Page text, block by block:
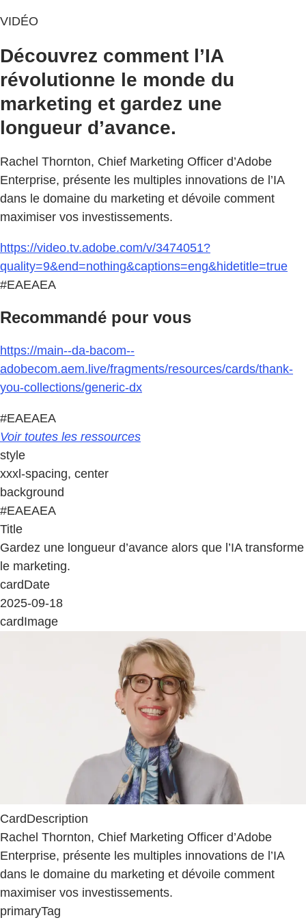
VIDÉO
Découvrez comment l’IA
révolutionne le monde du
marketing et gardez une
longueur d’avance.
Rachel Thornton, Chief Marketing Officer d’Adobe
Enterprise, présente les multiples innovations de l’IA
dans le domaine du marketing et dévoile comment
maximiser vos investissements.
https://video.tv.adobe.com/v/3474051?
quality=9&end=nothing&captions=eng&hidetitle=true
#EAEAEA
Recommandé pour vous
https://main--da-bacom--
adobecom.aem.live/fragments/resources/cards/thank-
you-collections/generic-dx
#EAEAEA
Voir toutes les ressources
style
xxxl-spacing, center
background
#EAEAEA
Title
Gardez une longueur d’avance alors que l’IA transforme
le marketing.
cardDate
2025-09-18
cardImage
CardDescription
Rachel Thornton, Chief Marketing Officer d’Adobe
Enterprise, présente les multiples innovations de l’IA
dans le domaine du marketing et dévoile comment
maximiser vos investissements.
primaryTag